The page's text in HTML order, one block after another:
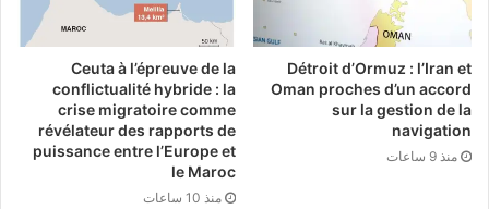
Détroit d’Ormuz : l’Iran et
Oman proches d’un accord
sur la gestion de la
navigation
منذ 9 ساعات
Ceuta à l’épreuve de la
conflictualité hybride : la
crise migratoire comme
révélateur des rapports de
puissance entre l’Europe et
le Maroc
منذ 10 ساعات